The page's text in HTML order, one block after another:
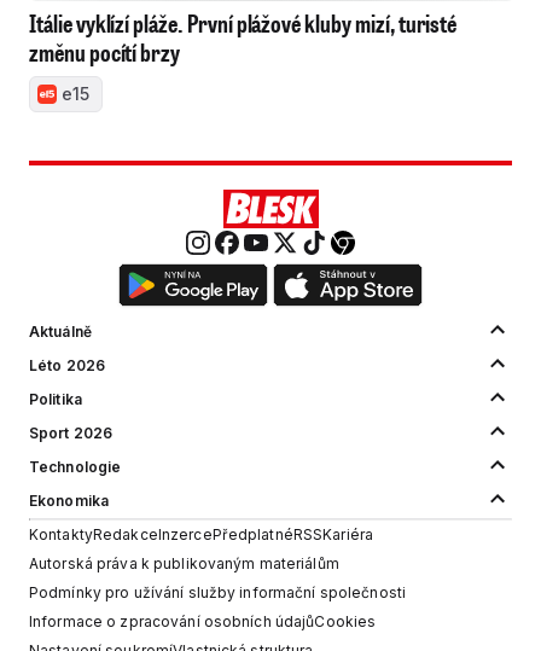
Itálie vyklízí pláže. První plážové kluby mizí, turisté
změnu pocítí brzy
e15
Aktuálně
Léto 2026
Politika
Sport 2026
Technologie
Ekonomika
KontaktyRedakceInzercePředplatnéRSSKariéra
Autorská práva k publikovaným materiálům
Podmínky pro užívání služby informační společnosti
Informace o zpracování osobních údajůCookies